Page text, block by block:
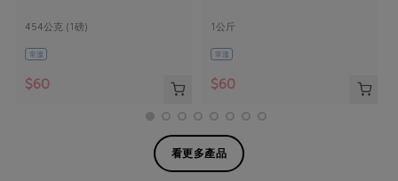
454公克 (1磅)
常溫
$60
1公斤
常溫
$60
看更多產品